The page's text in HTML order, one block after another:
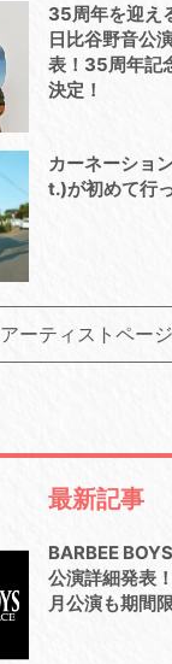
35周年を迎え
日比谷野音公
表！35周年記
決定！
カーネーショ
t.)が初めて行
アーティストペー
最新記事
BARBEE
公演詳細発表
月公演も期間